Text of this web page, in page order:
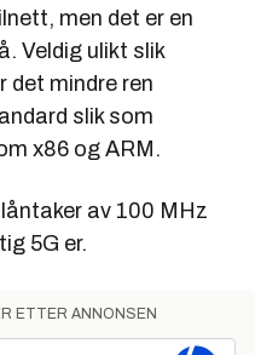
men det er en
Veldig ulikt slik
det mindre ren
slik som
x86 og ARM.
av 100 MHz
5G er.
ETTER ANNONSEN